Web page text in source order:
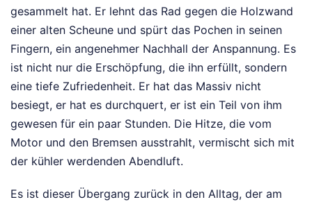
gesammelt hat. Er lehnt das Rad gegen die Holzwand
einer alten Scheune und spürt das Pochen in seinen
Fingern, ein angenehmer Nachhall der Anspannung. Es
ist nicht nur die Erschöpfung, die ihn erfüllt, sondern
eine tiefe Zufriedenheit. Er hat das Massiv nicht
besiegt, er hat es durchquert, er ist ein Teil von ihm
gewesen für ein paar Stunden. Die Hitze, die vom
Motor und den Bremsen ausstrahlt, vermischt sich mit
der kühler werdenden Abendluft.
Es ist dieser Übergang zurück in den Alltag, der am